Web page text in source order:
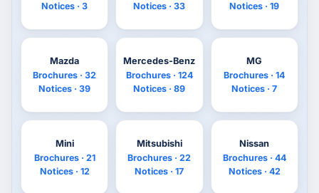
Notices · 3
Notices · 33
Notices · 19
Mazda
Brochures · 32
Notices · 39
Mercedes-Benz
Brochures · 124
Notices · 89
MG
Brochures · 14
Notices · 7
Mini
Brochures · 21
Notices · 12
Mitsubishi
Brochures · 22
Notices · 17
Nissan
Brochures · 44
Notices · 42